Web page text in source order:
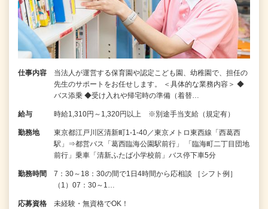
仕事内容
当法人が運営する保育園や認定こども園、幼稚園で、担任の
先生のサポートをお任せします。 ＜具体的な業務内容＞ ◆
バス添乗 ◆受け入れや帰宅時の準備（着替…
給与 時給1,310円～1,320円以上 ※別途手当支給（規定有）
勤務地
東京都江戸川区清新町1-1-40／東京メトロ東西線「西葛西
駅」⇒都営バス「葛西臨海公園駅前行」 「臨海町二丁目団地
前行」乗車「清新ふたば小学校前」バス停下車5分
勤務時間
7：30～18：30の間で1日4時間から応相談 ［シフト例］
（1）07：30～1…
応募資格 未経験・無資格でOK！